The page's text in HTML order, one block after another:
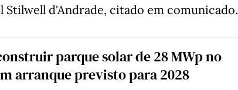
Stilwell d'Andrade, citado em comunicado.
parque solar de 28 MWp no
arranque previsto para 2028